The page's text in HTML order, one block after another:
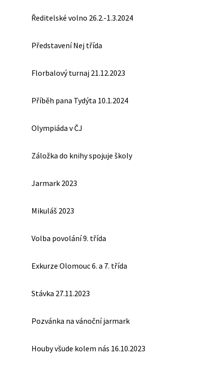
Ředitelské volno 26.2.-1.3.2024
Představení Nej třída
Florbalový turnaj 21.12.2023
Příběh pana Tydýta 10.1.2024
Olympiáda v ČJ
Záložka do knihy spojuje školy
Jarmark 2023
Mikuláš 2023
Volba povolání 9. třída
Exkurze Olomouc 6. a 7. třída
Stávka 27.11.2023
Pozvánka na vánoční jarmark
Houby všude kolem nás 16.10.2023